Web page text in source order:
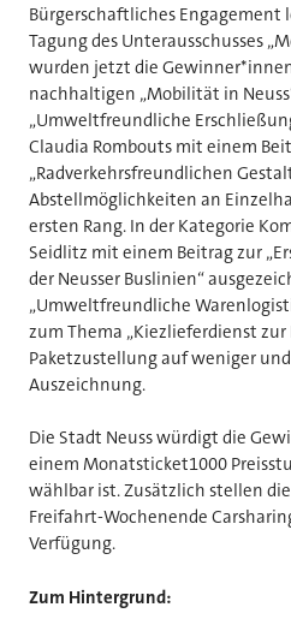
Bürgerschaftliches Engagement
Tagung des Unterausschusses
wurden jetzt die
nachhaltigen „Mobilität in
„Umweltfreundliche
Claudia Rombouts mit einem
„Radverkehrsfreundlichen
Abstellmöglichkeiten an
ersten Rang. In der Kategorie
Seidlitz mit einem Beitrag zur
der Neusser Buslinien“
„Umweltfreundliche
zum Thema „Kiezlieferdienst
Paketzustellung auf weniger
Auszeichnung.
Die Stadt Neuss würdigt die
einem Monatsticket1000
wählbar ist. Zusätzlich stellen
Freifahrt-Wochenende
Verfügung.
Zum Hintergrund: